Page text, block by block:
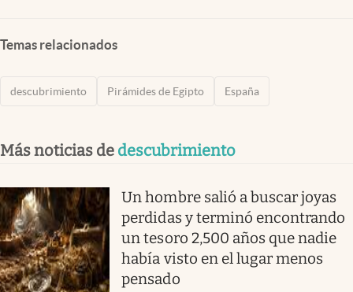
Temas relacionados
descubrimiento Pirámides de Egipto España
Más noticias de descubrimiento
Un hombre salió a buscar joyas
perdidas y terminó encontrando
un tesoro 2,500 años que nadie
había visto en el lugar menos
pensado